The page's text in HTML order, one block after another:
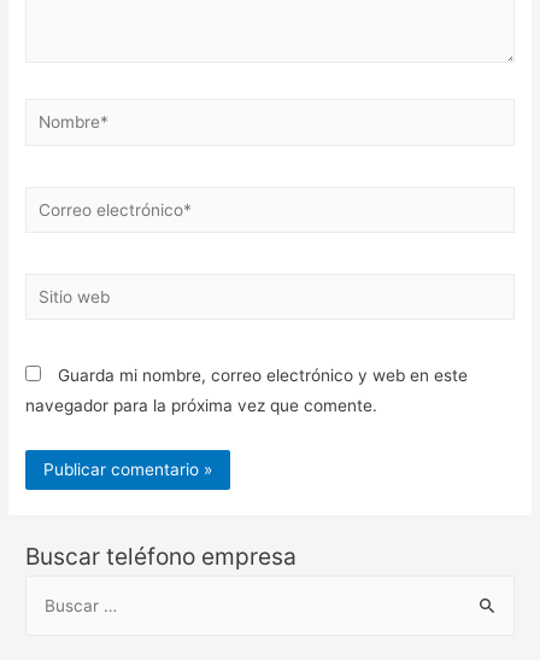
Nombre*
Correo
Sitio
Guarda mi nombre, correo electrónico y web en este
navegador para la próxima vez que comente.
Buscar teléfono empresa